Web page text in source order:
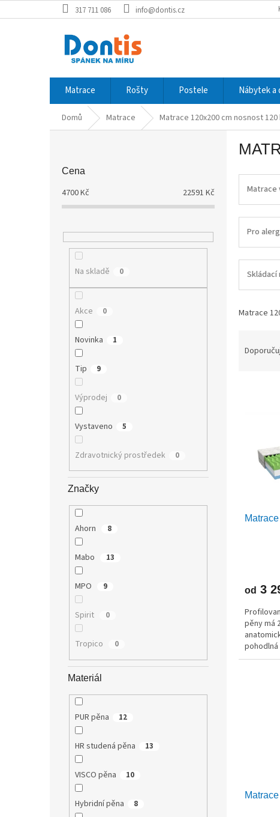
na
317 711 086 info@dontis.cz
Matrace Rošty Postele Nábytek a
Domů Matrace Matrace 120x200 cm nosnost 120
Cena
4700Kč 22591 Kč
Na skladě 0
Akce 0
Novinka 1
Tip 9
Výprodej 0
Vystaveno 5
Zdravotnický prostředek 0
Značky
Ahorn 8
Mabo 13
MPO 9
Spirit 0
Tropico 0
Materiál
PUR pěna 12
HR studená pěna 13
VISCO pěna 10
Hybridní pěna 8
Matrace
Pro
Matrace
od 3
pěny má
výškou